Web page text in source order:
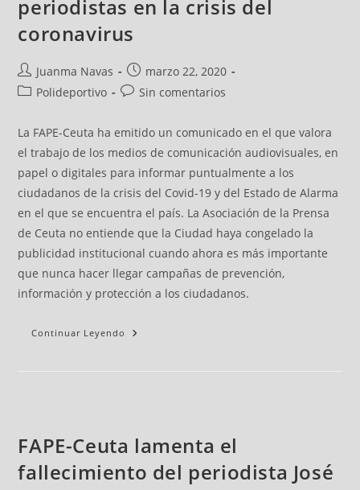
periodistas en la crisis del
coronavirus
Juanma Navas
marzo 22, 2020
Polideportivo
Sin comentarios
La FAPE-Ceuta ha emitido un comunicado en el que valora
el trabajo de los medios de comunicación audiovisuales, en
papel o digitales para informar puntualmente a los
ciudadanos de la crisis del Covid-19 y del Estado de Alarma
en el que se encuentra el país. La Asociación de la Prensa
de Ceuta no entiende que la Ciudad haya congelado la
publicidad institucional cuando ahora es más importante
que nunca hacer llegar campañas de prevención,
información y protección a los ciudadanos.
Continuar Leyendo
FAPE-Ceuta lamenta el
fallecimiento del periodista José